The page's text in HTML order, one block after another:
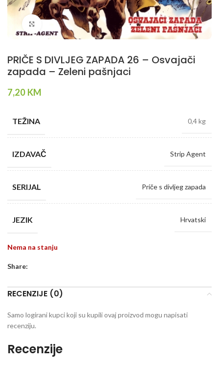
Klikni da povečaš
PRIČE S DIVLJEG ZAPADA 26 – Osvajači
zapada – Zeleni pašnjaci
7,20 KM
TEŽINA 0,4 kg
IZDAVAČ Strip Agent
SERIJAL Priče s divljeg zapada
JEZIK Hrvatski
Nema na stanju
Share:
RECENZIJE (0)
Recenzije
Samo logirani kupci koji su kupili ovaj proizvod mogu napisati
recenziju.